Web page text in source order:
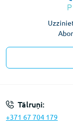
Tālruņi:
+371 67 704 179